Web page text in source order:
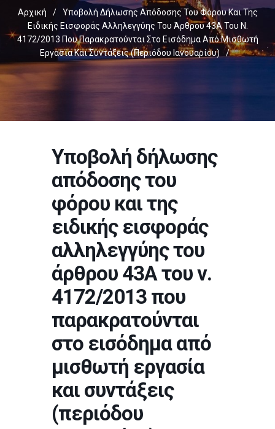
Αρχική /
Υποβολή Δήλωσης Απόδοσης Του Φόρου Και Της
Ειδικής Εισφοράς Αλληλεγγύης Του Άρθρου 43Α Του Ν.
4172/2013 Που Παρακρατούνται Στο Εισόδημα Από Μισθωτή
Εργασία Και Συντάξεις (περιόδου Ιανουαρίου)
/
Υποβολή δήλωσης
απόδοσης του
φόρου και της
ειδικής εισφοράς
αλληλεγγύης του
άρθρου 43Α του ν.
4172/2013 που
παρακρατούνται
στο εισόδημα από
μισθωτή εργασία
και συντάξεις
(περιόδου